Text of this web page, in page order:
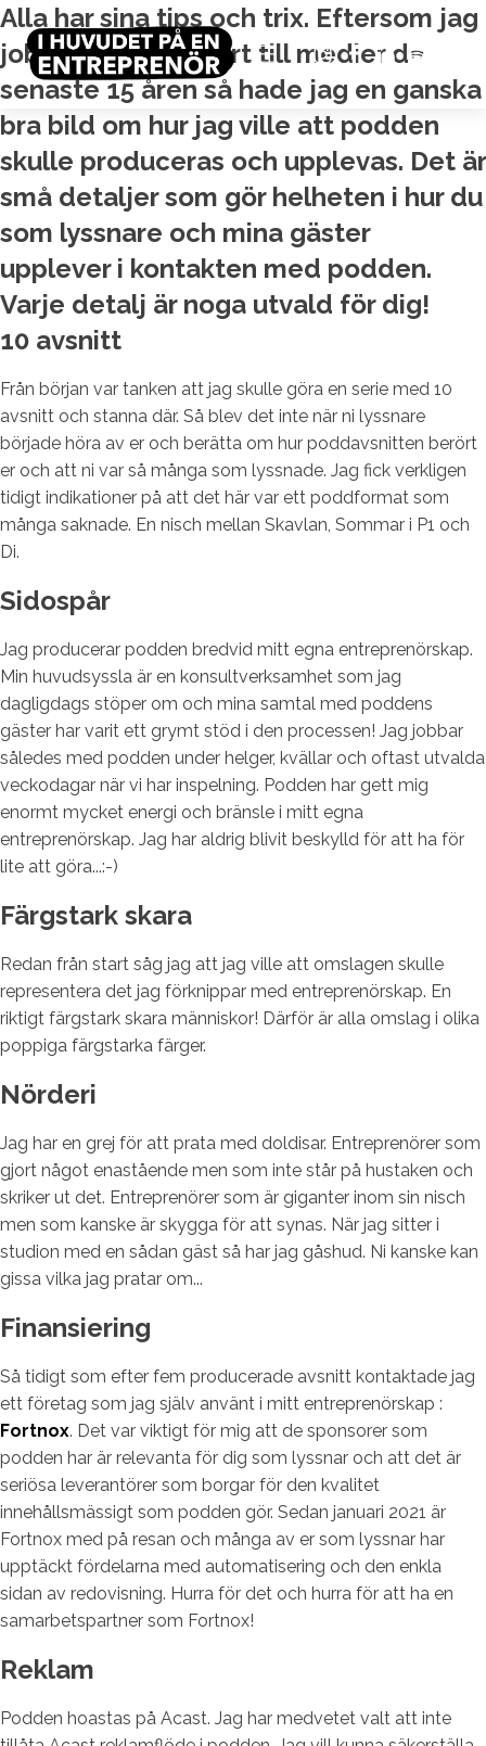
Alla har sina tips och trix. Eftersom jag
jobbat som motpart till medier de
senaste 15 åren så hade jag en ganska
bra bild om hur jag ville att podden
skulle produceras och upplevas. Det är
små detaljer som gör helheten i hur du
som lyssnare och mina gäster
upplever i kontakten med podden.
Varje detalj är noga utvald för dig!
10 avsnitt
Från början var tanken att jag skulle göra en serie med 10
avsnitt och stanna där. Så blev det inte när ni lyssnare
började höra av er och berätta om hur poddavsnitten berört
er och att ni var så många som lyssnade. Jag fick verkligen
tidigt indikationer på att det här var ett poddformat som
många saknade. En nisch mellan Skavlan, Sommar i P1 och
Di.
Sidospår
Jag producerar podden bredvid mitt egna entreprenörskap.
Min huvudsyssla är en konsultverksamhet som jag
dagligdags stöper om och mina samtal med poddens
gäster har varit ett grymt stöd i den processen! Jag jobbar
således med podden under helger, kvällar och oftast utvalda
veckodagar när vi har inspelning. Podden har gett mig
enormt mycket energi och bränsle i mitt egna
entreprenörskap. Jag har aldrig blivit beskylld för att ha för
lite att göra...:-)
Färgstark skara
Redan från start såg jag att jag ville att omslagen skulle
representera det jag förknippar med entreprenörskap. En
riktigt färgstark skara människor! Därför är alla omslag i olika
poppiga färgstarka färger.
Nörderi
Jag har en grej för att prata med doldisar. Entreprenörer som
gjort något enastående men som inte står på hustaken och
skriker ut det. Entreprenörer som är giganter inom sin nisch
men som kanske är skygga för att synas. När jag sitter i
studion med en sådan gäst så har jag gåshud. Ni kanske kan
gissa vilka jag pratar om...
Finansiering
Så tidigt som efter fem producerade avsnitt kontaktade jag
ett företag som jag själv använt i mitt entreprenörskap :
Fortnox. Det var viktigt för mig att de sponsorer som
podden har är relevanta för dig som lyssnar och att det är
seriösa leverantörer som borgar för den kvalitet
innehållsmässigt som podden gör. Sedan januari 2021 är
Fortnox med på resan och många av er som lyssnar har
upptäckt fördelarna med automatisering och den enkla
sidan av redovisning. Hurra för det och hurra för att ha en
samarbetspartner som Fortnox!
Reklam
Podden hoastas på Acast. Jag har medvetet valt att inte